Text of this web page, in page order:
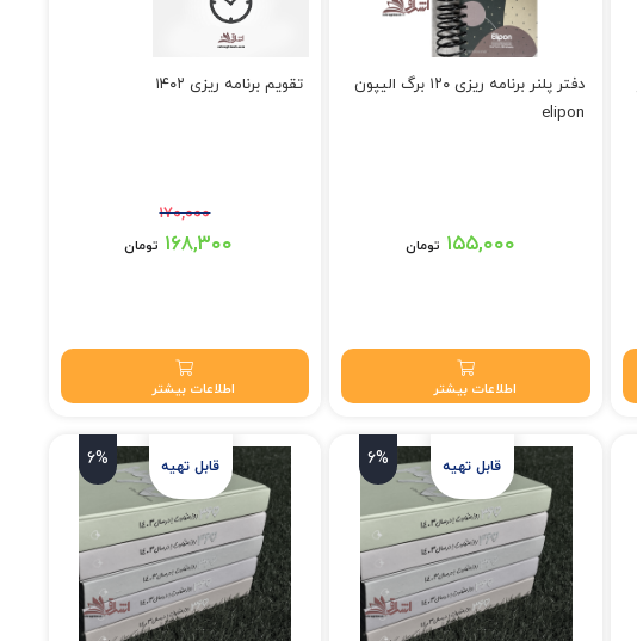
دفتر پلنر برنامه ریزی ۱۲۰ برگ الیپون
elipon
۱۵۵,۰۰۰ تومان
اطلاعات بیشتر
تقویم برنامه ریزی ۱۴۰۲
۱۷۰,۰۰۰
قیمت اصلی: ۱۷۰,۰۰۰ تومان بود.۱۶۸,۳۰۰ تومان
اطلاعات بیشتر
6%
6%